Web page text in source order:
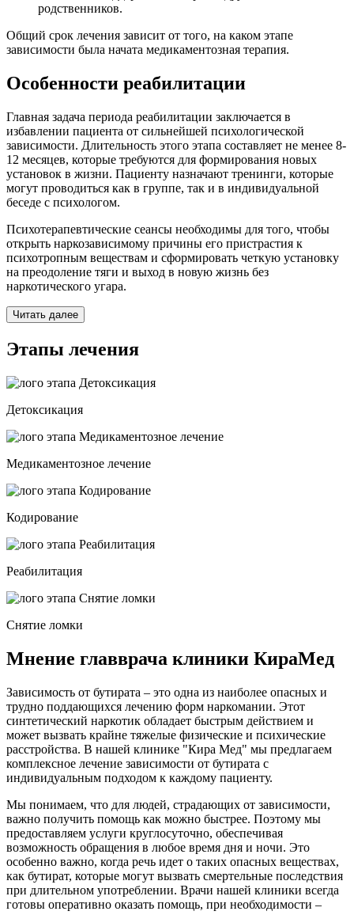
родственников.
Общий срок лечения зависит от того, на каком этапе
зависимости была начата медикаментозная терапия.
Особенности реабилитации
Главная задача периода реабилитации заключается в
избавлении пациента от сильнейшей психологической
зависимости. Длительность этого этапа составляет не менее 8-
12 месяцев, которые требуются для формирования новых
установок в жизни. Пациенту назначают тренинги, которые
могут проводиться как в группе, так и в индивидуальной
беседе с психологом.
Психотерапевтические сеансы необходимы для того, чтобы
открыть наркозависимому причины его пристрастия к
психотропным веществам и сформировать четкую установку
на преодоление тяги и выход в новую жизнь без
наркотического угара.
Читать далее
Этапы лечения
Детоксикация
Медикаментозное лечение
Кодирование
Реабилитация
Снятие ломки
Мнение главврача клиники КираМед
Зависимость от бутирата – это одна из наиболее опасных и
трудно поддающихся лечению форм наркомании. Этот
синтетический наркотик обладает быстрым действием и
может вызвать крайне тяжелые физические и психические
расстройства. В нашей клинике "Кира Мед" мы предлагаем
комплексное лечение зависимости от бутирата с
индивидуальным подходом к каждому пациенту.
Мы понимаем, что для людей, страдающих от зависимости,
важно получить помощь как можно быстрее. Поэтому мы
предоставляем услуги круглосуточно, обеспечивая
возможность обращения в любое время дня и ночи. Это
особенно важно, когда речь идет о таких опасных веществах,
как бутират, которые могут вызвать смертельные последствия
при длительном употреблении. Врачи нашей клиники всегда
готовы оперативно оказать помощь, при необходимости –